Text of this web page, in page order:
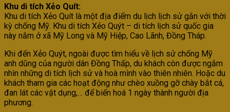
Khu di tích Xẻo Quít:
Khu di tích Xẻo Quít là một địa điểm du lịch lịch sử gắn với thời
kỳ chống Mỹ. Khu di tích Xẻo Quýt – di tích lịch sử quốc gia
này nằm ở xã Mỹ Long và Mỹ Hiệp, Cao Lãnh, Đồng Tháp.
Khi đến Xẻo Quýt, ngoài được tìm hiểu về lịch sử chống Mỹ
anh dũng của người dân Đồng Thấp, du khách còn được ngắm
nhìn những di tích lịch sử và hoà mình vào thiên nhiên. Hoặc du
khách tham gia các hoạt động như chèo xuồng gỡ chày bắt cá,
đan lát các vật dụng,… để biến hoá 1 ngày thành người địa
phương.